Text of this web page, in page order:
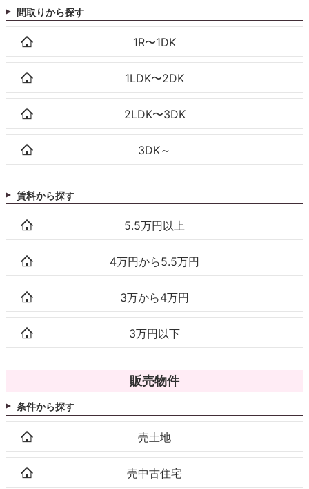
間取りから探す
1R〜1DK
1LDK〜2DK
2LDK〜3DK
3DK～
賃料から探す
5.5万円以上
4万円から5.5万円
3万から4万円
3万円以下
販売物件
条件から探す
売土地
売中古住宅